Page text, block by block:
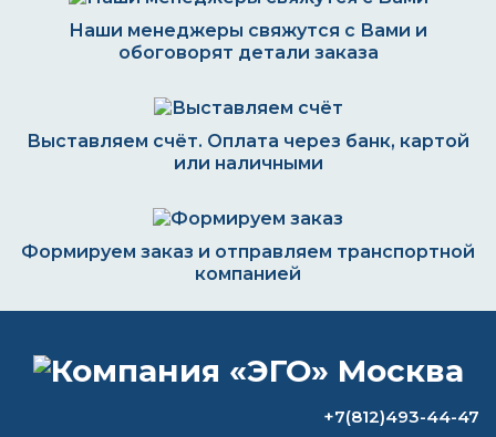
Наши менеджеры свяжутся с Вами и
обоговорят детали заказа
Выставляем счёт. Оплата через банк, картой
или наличными
Формируем заказ и отправляем транспортной
компанией
+7(812)493-44-47